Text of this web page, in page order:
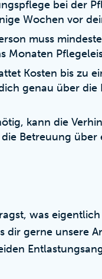
bei der
Wochen vor
muss
Monaten
Kosten bis zu
genau über
kann die
Betreuung über
was
dir gerne unsere